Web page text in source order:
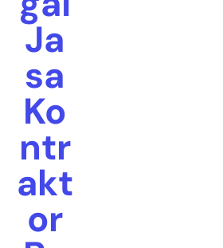
Ja
sa
Ko
ntr
akt
or